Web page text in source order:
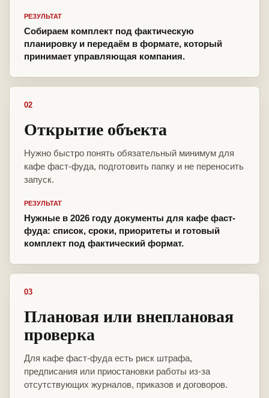
РЕЗУЛЬТАТ
Собираем комплект под фактическую
планировку и передаём в формате, который
принимает управляющая компания.
02
Открытие объекта
Нужно быстро понять обязательный минимум для
кафе фаст-фуда, подготовить папку и не переносить
запуск.
РЕЗУЛЬТАТ
Нужные в 2026 году документы для кафе фаст-
фуда: список, сроки, приоритеты и готовый
комплект под фактический формат.
03
Плановая или внеплановая
проверка
Для кафе фаст-фуда есть риск штрафа,
предписания или приостановки работы из-за
отсутствующих журналов, приказов и договоров.